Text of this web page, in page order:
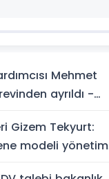
Mehmet
ayrıldı -
Gizem Tekyurt:
modeli yönetim